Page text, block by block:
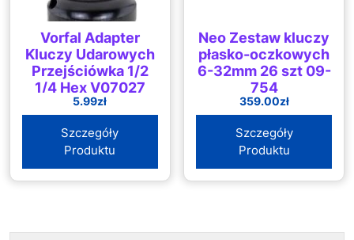
Vorfal Adapter
Kluczy Udarowych
Przejściówka 1/2
1/4 Hex V07027
5.99zł
Szczegóły
Produktu
Neo Zestaw kluczy
płasko-oczkowych
6-32mm 26 szt 09-
754
359.00zł
Szczegóły
Produktu